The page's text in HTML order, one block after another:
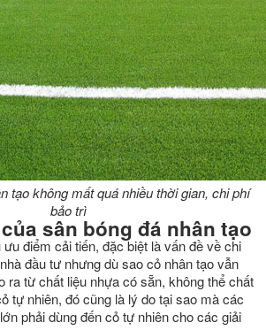
tạo không mất quá nhiều thời gian, chi phí
bảo trì
sân bóng đá nhân tạo
điểm cải tiến, đặc biệt là vấn đề về chi
đầu tư nhưng dù sao cỏ nhân tạo vẫn
ra từ chất liệu nhựa có sẵn, không thể chất
tự nhiên, đó cũng là lý do tại sao mà các
phải dùng đến cỏ tự nhiên cho các giải